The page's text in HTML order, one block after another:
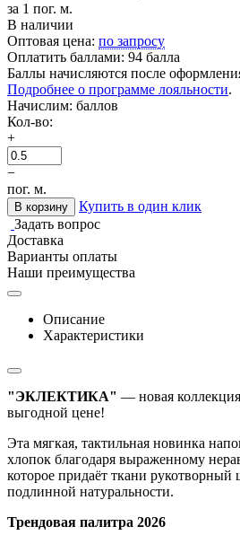
за 1 пог. м.
В наличии
Оптовая цена: по запросу
Оплатить баллами: 94 балла
Баллы начисляются после
Подробнее о программе лояльности.
Начислим: баллов
Кол-во:
+
−
пог. м.
В корзину
Купить в один клик
Задать вопрос
Доставка
Варианты оплаты
Наши преимущества
Описание
Характеристики
"ЭКЛЕКТИКА" — новая
выгодной цене!
Эта мягкая, тактильная новинка
хлопок благодаря выраженному
которое придаёт ткани
подлинной натуральности.
Трендовая палитра 2026